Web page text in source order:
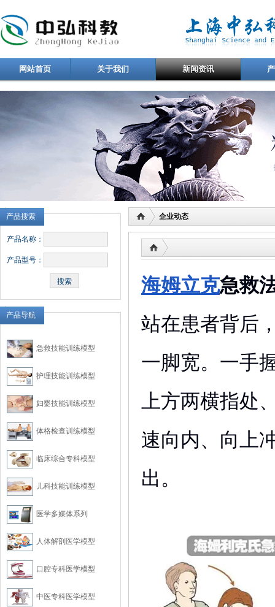
网站首页 关于我们 新闻资讯
产品搜索
产品名称：
产品型号：
产品导航
急救技能训练模型
护理技能训练模型
妇婴技能训练模型
体格检查训练模型
临床综合专科模型
儿科技能训练模型
医学多媒体系列
人体解剖医学模型
口腔专科医学模型
中医专科医学模型
企业动态
海姆立克急救
站在患者背后
一脚宽。一手
上方两横指处
速向内、向上
出。